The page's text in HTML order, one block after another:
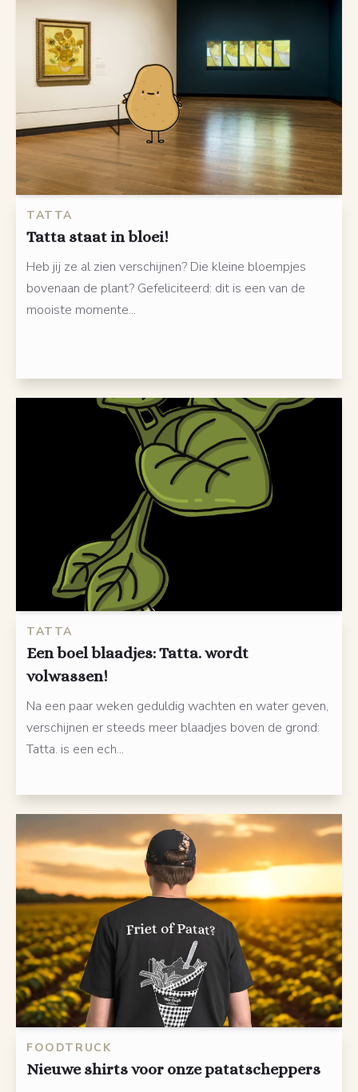
TATTA
Tatta staat in bloei!
Heb jij ze al zien verschijnen? Die kleine bloempjes
bovenaan de plant? Gefeliciteerd: dit is een van de
mooiste momente...
TATTA
Een boel blaadjes: Tatta. wordt
volwassen!
Na een paar weken geduldig wachten en water geven,
verschijnen er steeds meer blaadjes boven de grond:
Tatta. is een ech...
FOODTRUCK
Nieuwe shirts voor onze patatscheppers